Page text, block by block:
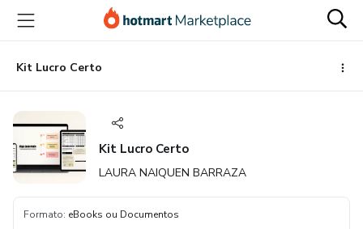
para
conteúdo
principal
para
pagamento
para
rodapé
Kit Lucro Certo
Kit Lucro Certo
LAURA NAIQUEN BARRAZA
Formato: eBooks ou Documentos